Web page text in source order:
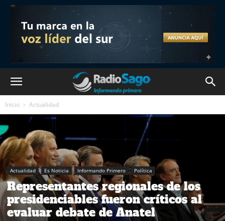
Inicio Actualidad
Actualidad Es Noticia Informando Primero Política
Representantes regionales de los
presidenciables fueron críticos al
evaluar debate de Anatel